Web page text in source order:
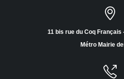
11 bis rue du Coq Français
Métro Mairie